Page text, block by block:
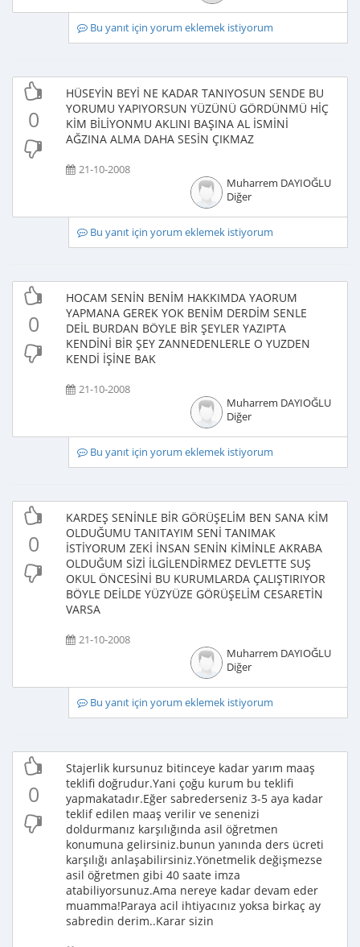
Bu yanıt için yorum eklemek istiyorum
0
HÜSEYİN BEYİ NE KADAR TANIYOSUN SENDE BU
YORUMU YAPIYORSUN YÜZÜNÜ GÖRDÜNMÜ HİÇ
KİM BİLİYONMU AKLINI BAŞINA AL İSMİNİ
AĞZINA ALMA DAHA SESİN ÇIKMAZ
21-10-2008
Muharrem DAYIOĞLU
Diğer
Bu yanıt için yorum eklemek istiyorum
0
HOCAM SENİN BENİM HAKKIMDA YAORUM
YAPMANA GEREK YOK BENİM DERDİM SENLE
DEİL BURDAN BÖYLE BİR ŞEYLER YAZIPTA
KENDİNİ BİR ŞEY ZANNEDENLERLE O YUZDEN
KENDİ İŞİNE BAK
21-10-2008
Muharrem DAYIOĞLU
Diğer
Bu yanıt için yorum eklemek istiyorum
0
KARDEŞ SENİNLE BİR GÖRÜŞELİM BEN SANA KİM
OLDUĞUMU TANITAYIM SENİ TANIMAK
İSTİYORUM ZEKİ İNSAN SENİN KİMİNLE AKRABA
OLDUĞUM SİZİ İLGİLENDİRMEZ DEVLETTE SUŞ
OKUL ÖNCESİNİ BU KURUMLARDA ÇALIŞTIRIYOR
BÖYLE DEİLDE YÜZYÜZE GÖRÜŞELİM CESARETİN
VARSA
21-10-2008
Muharrem DAYIOĞLU
Diğer
Bu yanıt için yorum eklemek istiyorum
0
Stajerlik kursunuz bitinceye kadar yarım maaş
teklifi doğrudur.Yani çoğu kurum bu teklifi
yapmakatadır.Eğer sabrederseniz 3-5 aya kadar
teklif edilen maaş verilir ve senenizi
doldurmanız karşılığında asil öğretmen
konumuna gelirsiniz.bunun yanında ders ücreti
karşılığı anlaşabilirsiniz.Yönetmelik değişmezse
asil öğretmen gibi 40 saate imza
atabiliyorsunuz.Ama nereye kadar devam eder
muamma!Paraya acil ihtiyacınız yoksa birkaç ay
sabredin derim..Karar sizin